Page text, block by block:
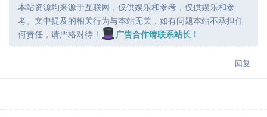
本站资源均来源于互联网，仅供娱乐和参考，仅供娱乐和参
考。文中提及的相关行为与本站无关，如有问题本站不承担任
何责任，请严格对待！
广告合作请联系站长！
回复